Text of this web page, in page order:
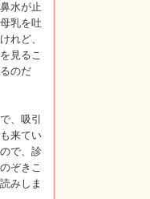
水が止
乳を吐
れど、
見るこ
のだ
、吸引
来てい
で、診
ぞきこ
みしま